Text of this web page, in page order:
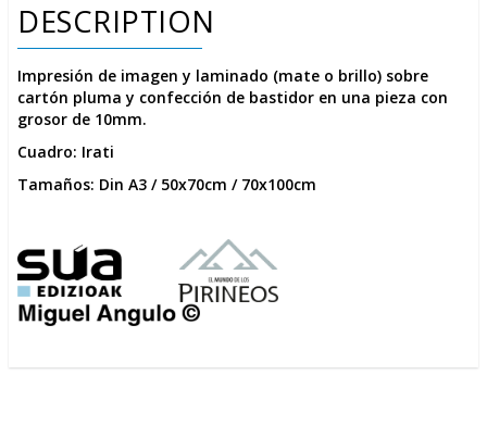
DESCRIPTION
Impresión de imagen y laminado (mate o brillo) sobre
cartón pluma y confección de bastidor en una pieza con
grosor de 10mm.
Cuadro: Irati
Tamaños: Din A3 / 50x70cm / 70x100cm